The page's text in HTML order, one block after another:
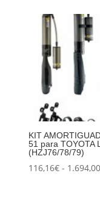
KIT
51 para TOYOTA
(HZJ76/78/79)
116,16€ -